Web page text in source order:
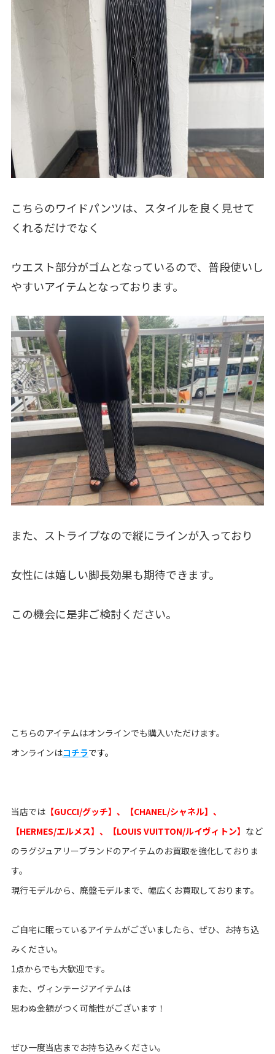
こちらのワイドパンツは、スタイルを良く見せて
くれるだけでなく
ウエスト部分がゴムとなっているので、普段使いし
やすいアイテムとなっております。
また、ストライプなので縦にラインが入っており
女性には嬉しい脚長効果も期待できます。
この機会に是非ご検討ください。
こちらのアイテムはオンラインでも購入いただけます。
オンラインはコチラです。
当店では【GUCCI/グッチ】、【CHANEL/シャネル】、
【HERMES/エルメス】、【LOUIS VUITTON/ルイヴィトン】 など
のラグジュアリーブランドのアイテムのお買取を強化しておりま
す。
現行モデルから、廃盤モデルまで、幅広くお買取しております。
ご自宅に眠っているアイテムがございましたら、ぜひ、お持ち込
みください。
1点からでも大歓迎です。
また、ヴィンテージアイテムは
思わぬ金額がつく可能性がございます！
ぜひ一度当店までお持ち込みください。